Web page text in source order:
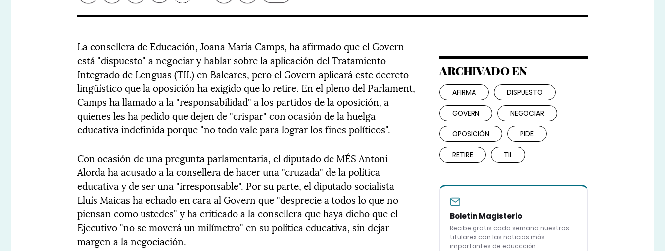
La consellera de Educación, Joana María Camps, ha afirmado que el Govern
está "dispuesto" a negociar y hablar sobre la aplicación del Tratamiento
Integrado de Lenguas (TIL) en Baleares, pero el Govern aplicará este decreto
lingüístico que la oposición ha exigido que lo retire. En el pleno del Parlament,
Camps ha llamado a la "responsabilidad" a los partidos de la oposición, a
quienes les ha pedido que dejen de "crispar" con ocasión de la huelga
educativa indefinida porque "no todo vale para lograr los fines políticos".
Con ocasión de una pregunta parlamentaria, el diputado de MÉS Antoni
Alorda ha acusado a la consellera de hacer una "cruzada" de la política
educativa y de ser una "irresponsable". Por su parte, el diputado socialista
Lluís Maicas ha echado en cara al Govern que "desprecie a todos lo que no
piensan como ustedes" y ha criticado a la consellera que haya dicho que el
Ejecutivo "no se moverá un milímetro" en su política educativa, sin dejar
margen a la negociación.
ARCHIVADO EN
AFIRMA DISPUESTO
GOVERN NEGOCIAR
OPOSICIÓN PIDE
RETIRE TIL
Boletín Magisterio
Recibe gratis cada semana nuestros
titulares con las noticias más
importantes de educación